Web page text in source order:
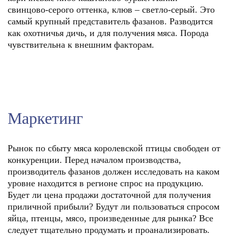
свинцово-серого оттенка, клюв – светло-серый. Это
самый крупный представитель фазанов. Разводится
как охотничья дичь, и для получения мяса. Порода
чувствительна к внешним факторам.
Маркетинг
Рынок по сбыту мяса королевской птицы свободен от
конкуренции. Перед началом производства,
производитель фазанов должен исследовать на каком
уровне находится в регионе спрос на продукцию.
Будет ли цена продажи достаточной для получения
приличной прибыли? Будут ли пользоваться спросом
яйца, птенцы, мясо, произведенные для рынка? Все
следует тщательно продумать и проанализировать.